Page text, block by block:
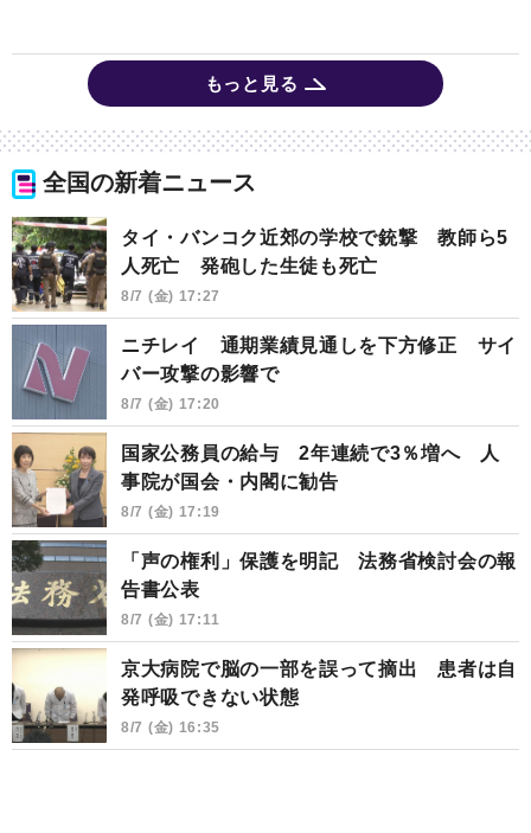
もっと見る
全国の新着ニュース
タイ・バンコク近郊の学校で銃撃 教師ら5
人死亡 発砲した生徒も死亡
8/7 (金) 17:27
ニチレイ 通期業績見通しを下方修正 サイ
バー攻撃の影響で
8/7 (金) 17:20
国家公務員の給与 2年連続で3％増へ 人
事院が国会・内閣に勧告
8/7 (金) 17:19
「声の権利」保護を明記 法務省検討会の報
告書公表
8/7 (金) 17:11
京大病院で脳の一部を誤って摘出 患者は自
発呼吸できない状態
8/7 (金) 16:35